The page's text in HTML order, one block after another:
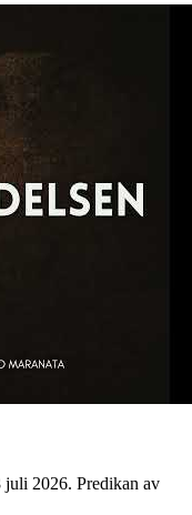
juli 2026. Predikan av